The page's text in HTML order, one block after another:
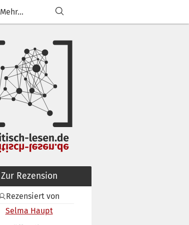
Mehr...
Zur Rezension
Rezensiert von
Selma Haupt